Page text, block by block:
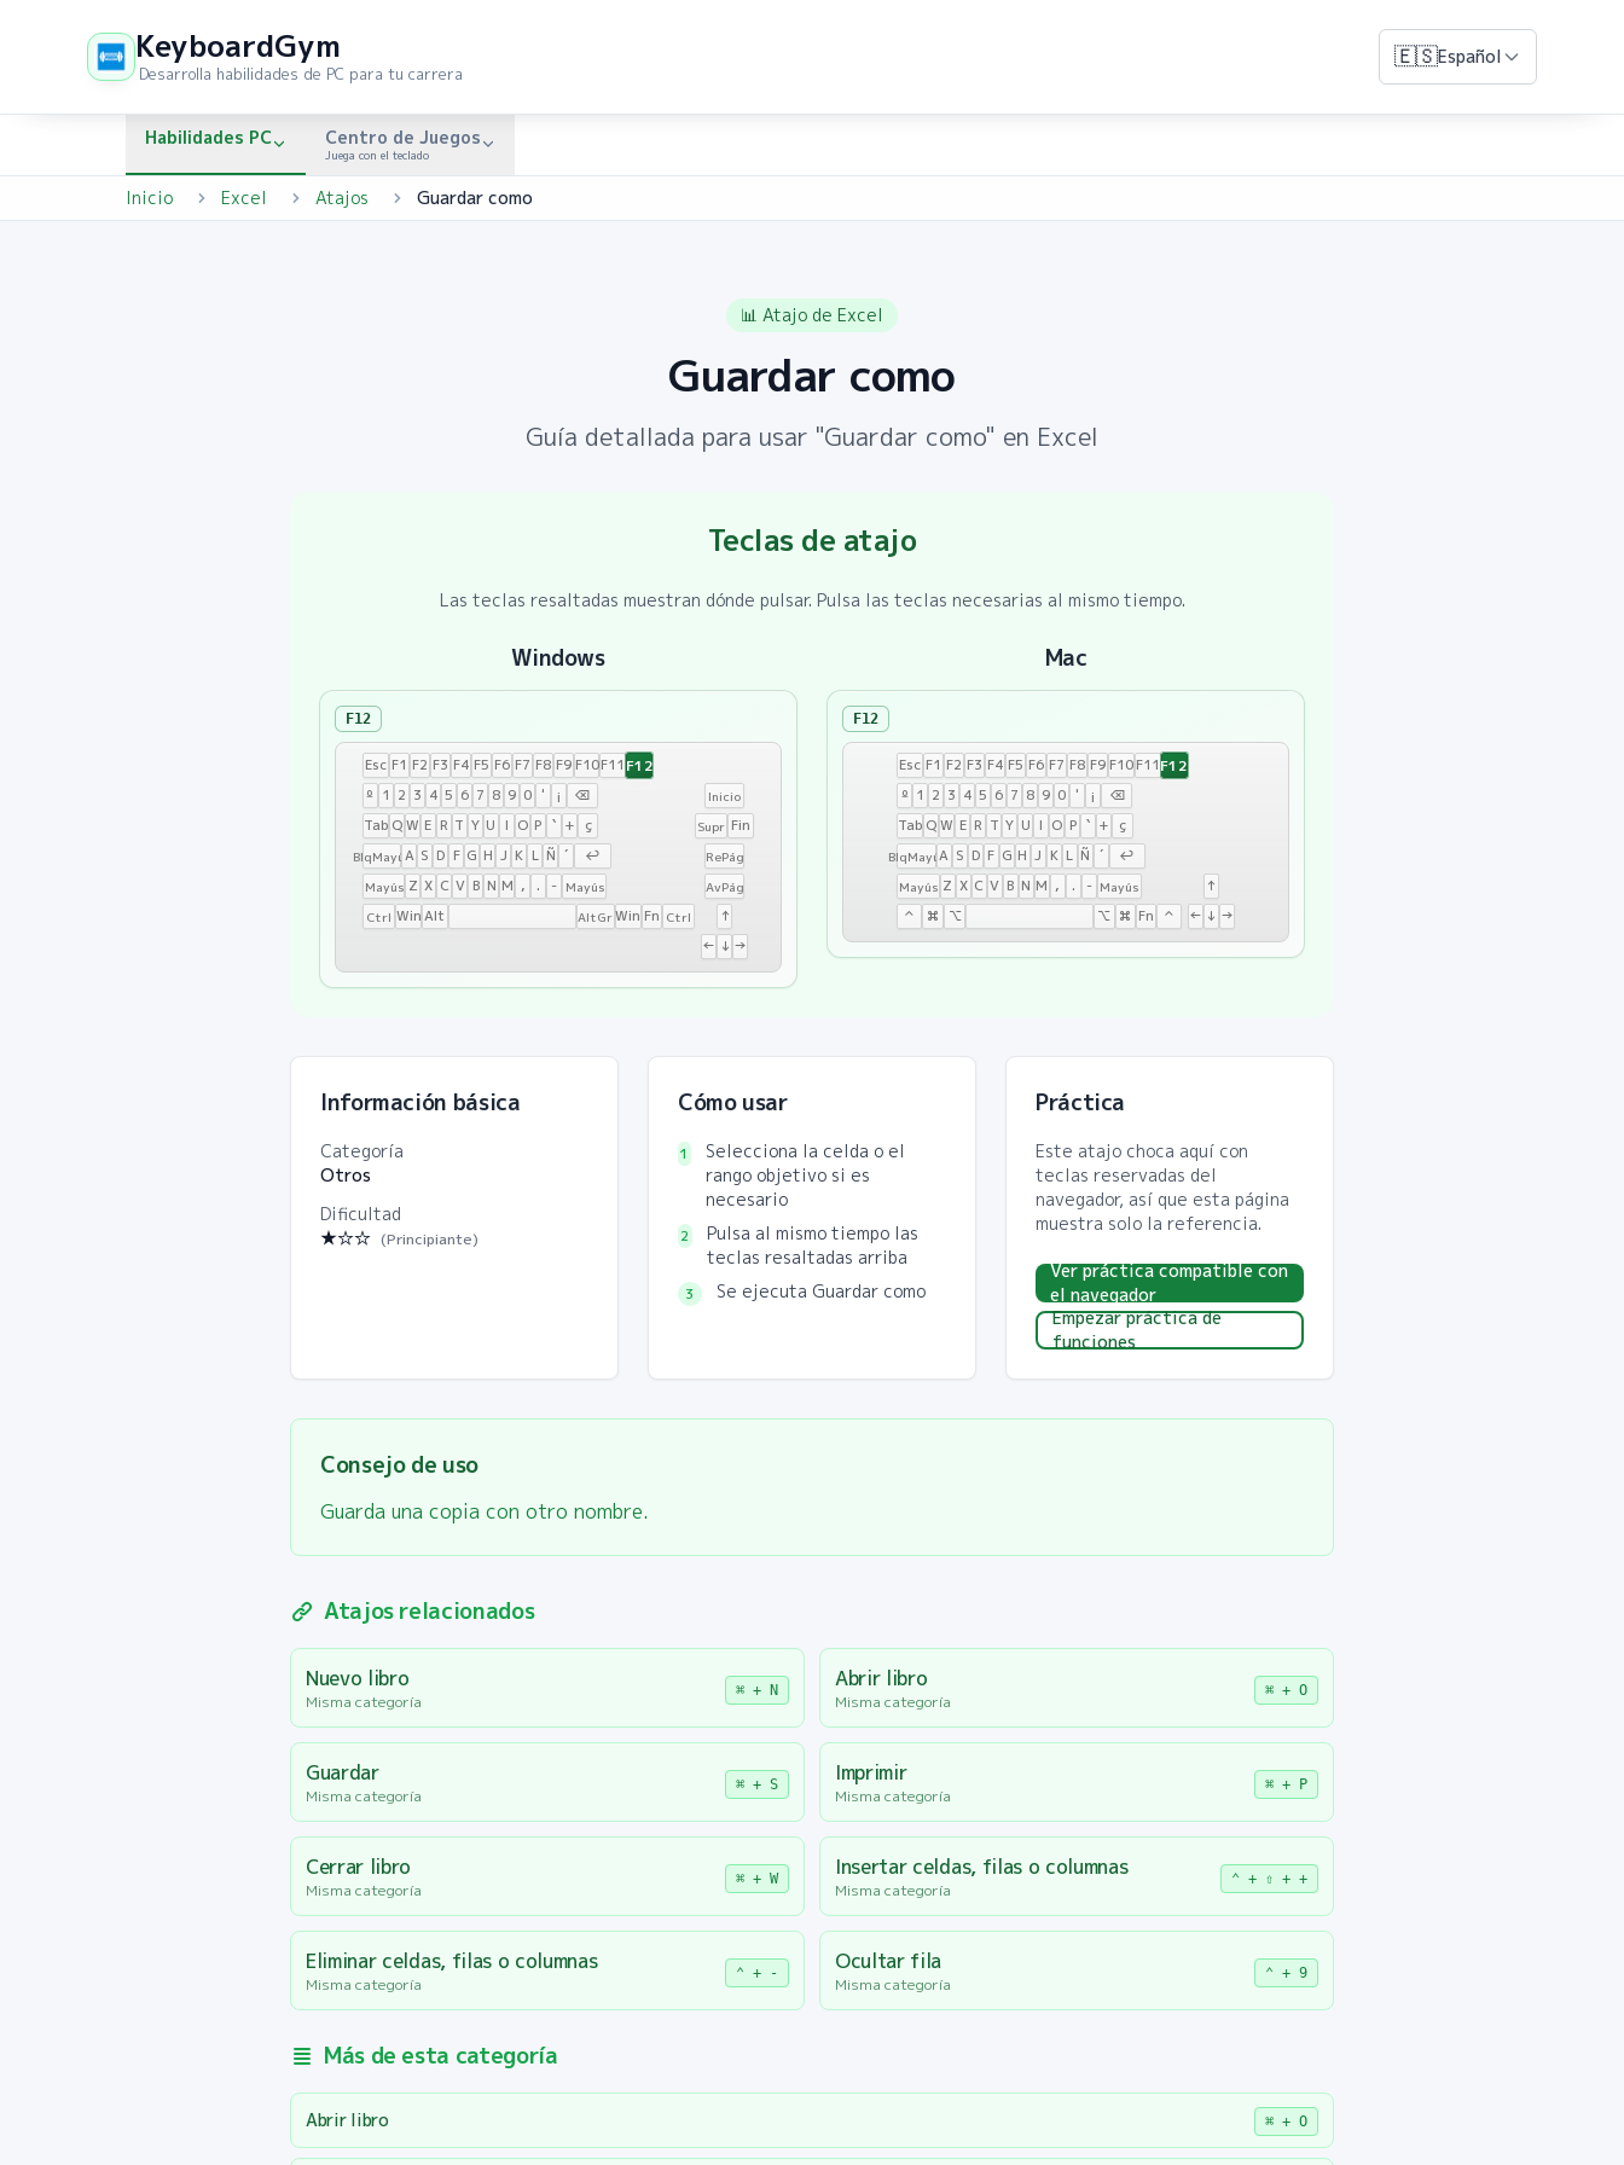
KeyboardGym
Desarrolla habilidades de PC para tu carrera
🇪🇸Español
Habilidades PC Centro de Juegos
Juega con el teclado
Inicio Excel Atajos Guardar como
📊 Atajo de Excel
Guardar como
Guía detallada para usar "Guardar como" en Excel
Teclas de atajo
Las teclas resaltadas muestran dónde pulsar. Pulsa las teclas necesarias al mismo tiempo.
Windows
F12
Esc F1 F2 F3 F4 F5 F6 F7 F8 F9 F10F11 F12
º 1 2 3 4 5 6 7 8 9 0 ' ¡
⌫
Tab Q W E R T Y U I O P ` + ç
BlqMayúsA S D F G H J K L Ñ ´ ↩
Mayús Z X C V B N M , . - Mayús
Ctrl Win Alt AltGrWin Fn Ctrl
Inicio
Supr Fin
RePág
AvPág
↑
← ↓ →
Mac
F12
Esc F1 F2 F3 F4 F5 F6 F7 F8 F9F10F11F12
º 1 2 3 4 5 6 7 8 9 0 ' ¡
⌫
Tab Q W E R T Y U I O P ` + ç
BlqMayúsA S D F G H J K L Ñ ´ ↩
Mayús Z X C V B N M , . - Mayús
⌃ ⌘ ⌥ ⌥ ⌘ Fn ⌃
↑
← ↓ →
Información básica
Categoría
Otros
Dificultad
★☆☆ (Principiante)
Cómo usar
1
Selecciona la celda o el
rango objetivo si es
necesario
2
Pulsa al mismo tiempo las
teclas resaltadas arriba
3 Se ejecuta Guardar como
Práctica
Este atajo choca aquí con
teclas reservadas del
navegador, así que esta página
muestra solo la referencia.
Ver práctica compatible con
el navegador
Empezar práctica de
funciones
Consejo de uso
Guarda una copia con otro nombre.
Atajos relacionados
Nuevo libro
Misma categoría
⌘ + N Abrir libro
Misma categoría
⌘ + O
Guardar
Misma categoría
⌘ + S Imprimir
Misma categoría
⌘ + P
Cerrar libro
Misma categoría
⌘ + W Insertar celdas, filas o columnas
Misma categoría
⌃ + ⇧ + +
Eliminar celdas, filas o columnas
Misma categoría
⌃ + - Ocultar fila
Misma categoría
⌃ + 9
Más de esta categoría
Abrir libro ⌘ + O